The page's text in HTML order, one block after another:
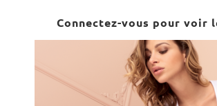
Connectez-vous pour voir